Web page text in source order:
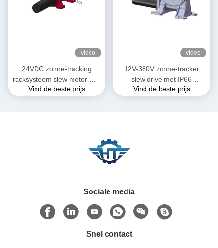
video
24VDC zonne-tracking
racksysteem slew motor met
een enkele as / dubbele as
Vind de beste prijs
video
12V-380V zonne-tracker
slew drive met IP66
bescherming voor PV-
Vind de beste prijs
Sociale media
Snel contact